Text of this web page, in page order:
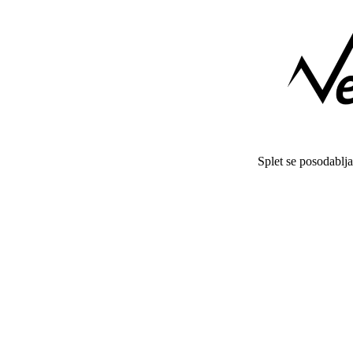
Splet se